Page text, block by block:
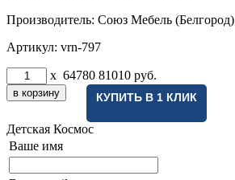
Производитель: Союз Мебель (Белгород)
Артикул: vrn-797
x 64780 81010 руб.
КУПИТЬ В 1 КЛИК
Детская Космос
Ваше имя